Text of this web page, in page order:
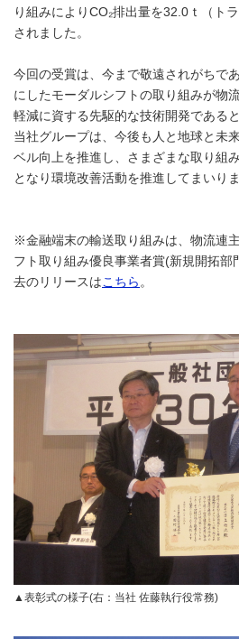
り組みによりCO₂排出量を32.0ｔ（ト
されました。
今回の受賞は、今まで敬遠されがちで
にしたモーダルシフトの取り組みが物
軽減に資する先駆的な技術開発である
当社グループは、今後も人と地球と未
ベル向上を推進し、さまざまな取り組
となり環境改善活動を推進してまいりま
※金融端末の輸送取り組みは、物流連
フト取り組み優良事業者賞(新規開拓部
去のリリースはこちら 。
▲表彰式の様子(右：当社 佐藤執行役常務)